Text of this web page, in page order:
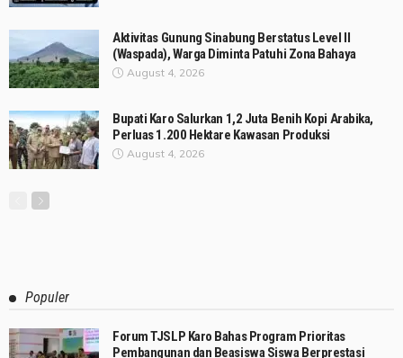
Aktivitas Gunung Sinabung Berstatus Level II
(Waspada), Warga Diminta Patuhi Zona Bahaya
August 4, 2026
Bupati Karo Salurkan 1,2 Juta Benih Kopi Arabika,
Perluas 1.200 Hektare Kawasan Produksi
August 4, 2026
Populer
Forum TJSLP Karo Bahas Program Prioritas
Pembangunan dan Beasiswa Siswa Berprestasi